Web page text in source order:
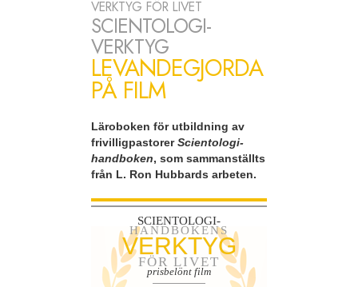
VERKTYG FÖR LIVET
SCIENTOLOGI-
VERKTYG
LEVANDEGJORDA
PÅ FILM
Läroboken för utbildning av
frivilligpastorerScientologi-
handboken, som sammanställts
från L. Ron Hubbards arbeten.
SCIENTOLOGI-
HANDBOKENS
VERKTYG
FÖR LIVET
prisbelönt film